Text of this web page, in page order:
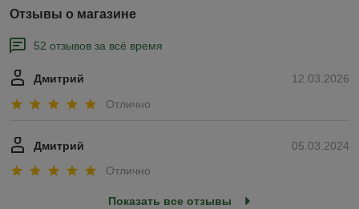
Отзывы о магазине
52 отзывов за всё время
12.03.2026
Дмитрий
Отлично
05.03.2024
Дмитрий
Отлично
Показать все отзывы